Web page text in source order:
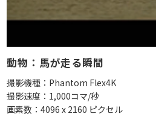
動物：馬が走る瞬間
撮影機種：Phantom Flex4K
撮影速度：1,000コマ/秒
画素数：4096 x 2160 ピクセル